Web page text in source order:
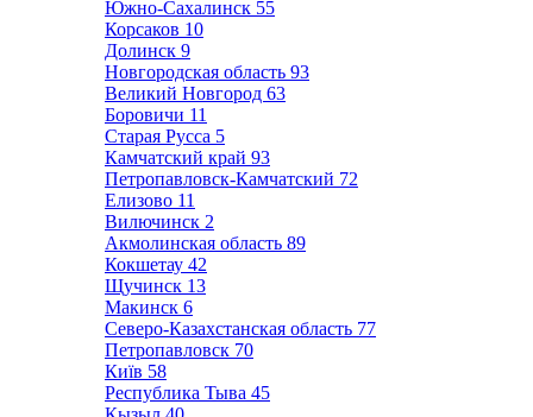
Южно-Сахалинск 55
Корсаков 10
Долинск 9
Новгородская область 93
Великий Новгород 63
Боровичи 11
Старая Русса 5
Камчатский край 93
Петропавловск-Камчатский 72
Елизово 11
Вилючинск 2
Акмолинская область 89
Кокшетау 42
Щучинск 13
Макинск 6
Северо-Казахстанская область 77
Петропавловск 70
Київ 58
Республика Тыва 45